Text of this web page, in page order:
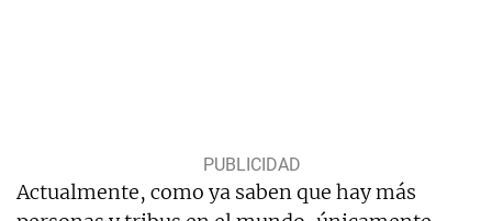
Actualmente, como ya saben que hay más